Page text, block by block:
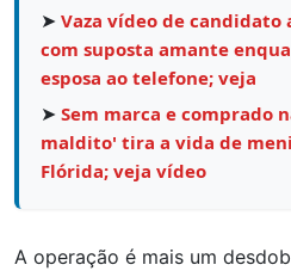
➤ Vaza vídeo de candidato
com suposta amante
esposa ao telefone; veja
➤ Sem marca e comprado
maldito' tira a vida de
Flórida; veja vídeo
A operação é mais um